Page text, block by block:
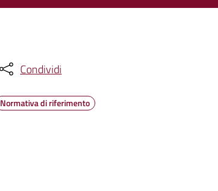
Condividi
Normativa di riferimento